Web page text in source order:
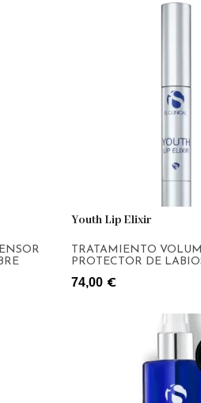
Youth Lip Elixir
TRATAMIENTO
PROTECTOR DE
74,00 €